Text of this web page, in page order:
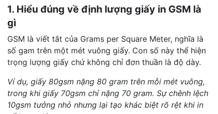
1. Hiểu đúng về định lượng giấy in GSM là
gì
GSM là viết tắt của Grams per Square Meter, nghĩa là
số gam trên một mét vuông giấy. Con số này thể hiện
trọng lượng giấy chứ không chỉ đơn thuần là độ dày.
Ví dụ, giấy 80gsm nặng 80 gram trên mỗi mét vuông,
trong khi giấy 70gsm chỉ nặng 70 gram. Sự chênh lệch
10gsm tưởng nhỏ nhưng lại tạo khác biệt rõ rệt khi in